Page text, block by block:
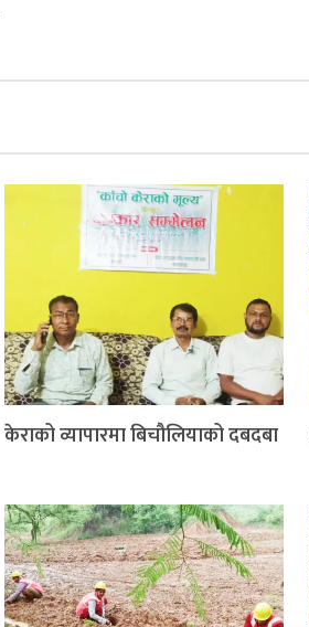
केराको व्यापारमा बिचौलियाको दबदबा